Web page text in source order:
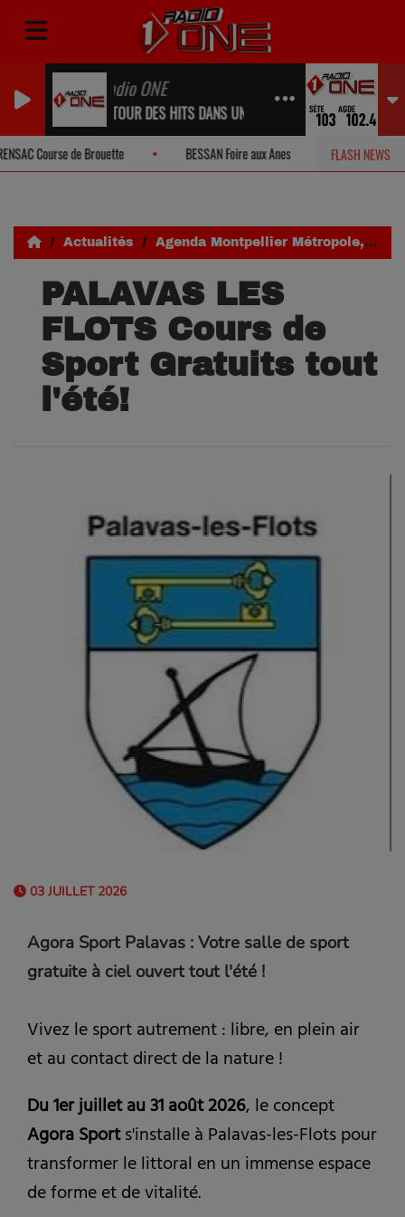
Radio ONE
RETOUR DES HITS DANS UN INSTANT...
FLASH NEWS
Course de Brouette BESSAN Foire aux Anes POMEROLS
Actualités Agenda Montpellier Métropole, Pays de l'Or, Lunel
PALAVAS LES
FLOTS Cours de
Sport Gratuits tout
l'été!
03 JUILLET 2026
Agora Sport Palavas : Votre salle de sport
gratuite à ciel ouvert tout l'été !
Vivez le sport autrement : libre, en plein air
et au contact direct de la nature !
Du 1er juillet au 31 août 2026, le concept
Agora Sports'installe à Palavas-les-Flots pour
transformer le littoral en un immense espace
de forme et de vitalité.